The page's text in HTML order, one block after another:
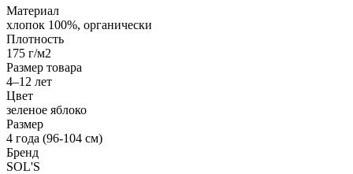
Материал
хлопок 100%, органически
Плотность
175 г/м2
Размер товара
4–12 лет
Цвет
зеленое яблоко
Размер
4 года (96-104 см)
Бренд
SOL'S